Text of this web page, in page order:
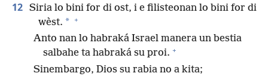
12 Siria lo bini for di ost, i e filisteonan lo bini for di
wèst. * +
Anto nan lo habraká Israel manera un bestia
salbahe ta habraká su proi. +
Sinembargo, Dios su rabia no a kita;